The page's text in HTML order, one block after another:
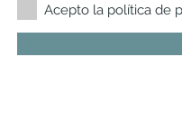
Acepto la política de